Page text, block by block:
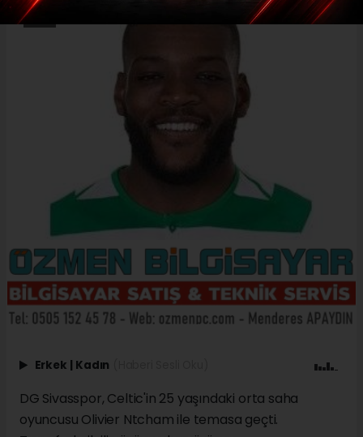
Erkek | Kadın
DG Sivasspor, Celtic'in 25 yaşındaki orta saha
oyuncusu Olivier Ntcham ile temasa geçti.